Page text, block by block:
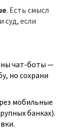
. Есть смысл
суд, если
чат-боты —
но сохрани
мобильные
банках).